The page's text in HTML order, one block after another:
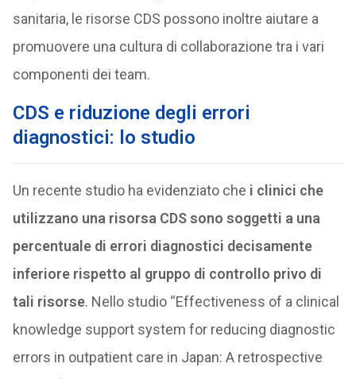
sanitaria, le risorse CDS possono inoltre aiutare a
promuovere una cultura di collaborazione tra i vari
componenti dei team.
CDS e riduzione degli errori
diagnostici: lo studio
Un recente studio ha evidenziato che i clinici che
utilizzano una risorsa CDS sono soggetti a una
percentuale di errori diagnostici decisamente
inferiore rispetto al gruppo di controllo privo di
tali risorse. Nello studio “Effectiveness of a clinical
knowledge support system for reducing diagnostic
errors in outpatient care in Japan: A retrospective